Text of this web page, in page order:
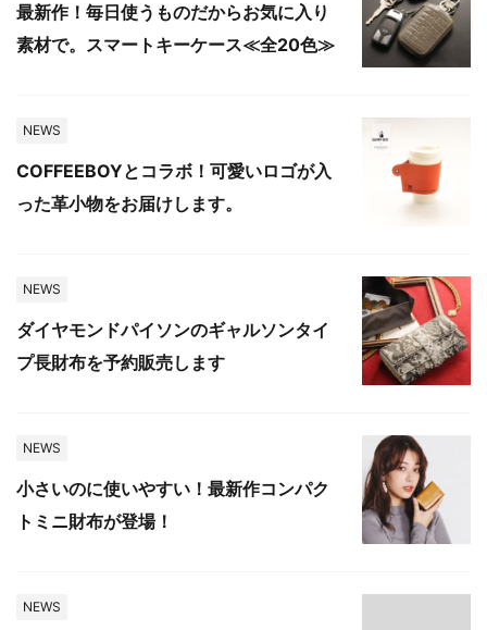
最新作！毎日使うものだからお気に入り
素材で。スマートキーケース≪全20色≫
NEWS
COFFEEBOYとコラボ！可愛いロゴが入
った革小物をお届けします。
NEWS
ダイヤモンドパイソンのギャルソンタイ
プ長財布を予約販売します
NEWS
小さいのに使いやすい！最新作コンパク
トミニ財布が登場！
NEWS